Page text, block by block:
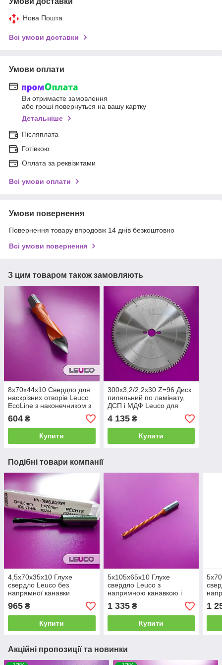
Нова Пошта
Всі умови доставки
Умови оплати
Ви отримаєте замовлення
або гроші повернуться на вашу картку
Детальніше
Післяплата
Готівкою
Оплата за реквізитами
Всі умови оплати
Умови повернення
Повернення товару впродовж 14 днів безкоштовно
Всі умови повернення
З цим товаром також замовляють
8x70x44x10 Свердло для
наскрізних отворів Leuco
EcoLine з наконечником з
твердого сплаву (ліве)
604 ₴
Купити
300x3,2/2,2x30 Z=96 Диск
пиляльний по ламінату,
ДСП і МДФ Leuco для
форматно-розкрійних
верстатів
4 135₴
Купити
Подібні товари компанії
4,5x70x35x10 Глухе
свердло Leuco без
напрямної канавки
965 ₴
Купити
5x105x65x10 Глухе
свердло Leuco з
напрямною канавкою і
довгим виконанням (ліве)
1 335₴
Купити
1
Акційні пропозиції та новинки